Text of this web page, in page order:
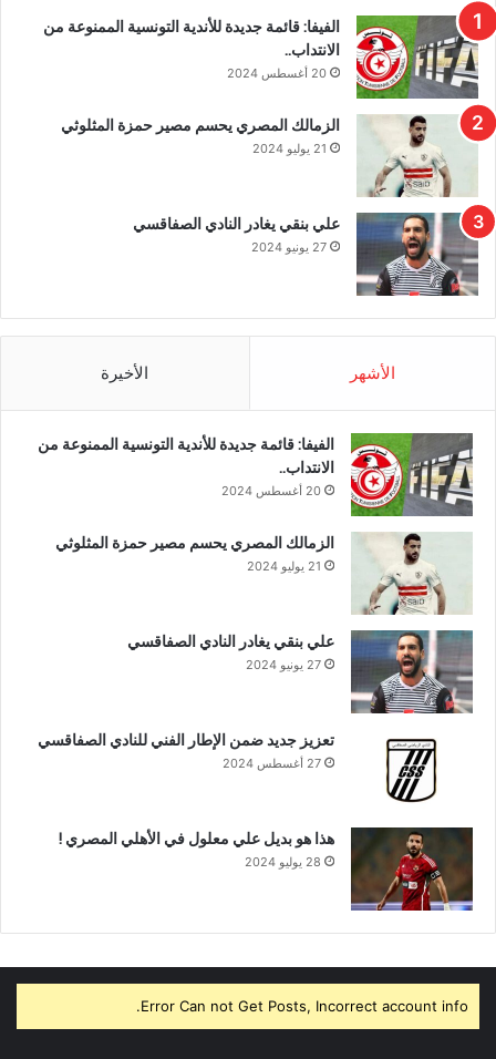
الفيفا: قائمة جديدة للأندية التونسية الممنوعة من
الانتداب..
20 أغسطس 2024
الزمالك المصري يحسم مصير حمزة المثلوثي
21 يوليو 2024
علي بنقي يغادر النادي الصفاقسي
27 يونيو 2024
الأشهر الأخيرة
الفيفا: قائمة جديدة للأندية التونسية الممنوعة من
الانتداب..
20 أغسطس 2024
الزمالك المصري يحسم مصير حمزة المثلوثي
21 يوليو 2024
علي بنقي يغادر النادي الصفاقسي
27 يونيو 2024
تعزيز جديد ضمن الإطار الفني للنادي الصفاقسي
27 أغسطس 2024
هذا هو بديل علي معلول في الأهلي المصري !
28 يوليو 2024
Error Can not Get Posts, Incorrect account info.